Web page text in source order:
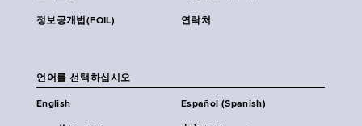
정보공개법(FOIL) 연락처
언어를 선택하십시오
English Español (Spanish)